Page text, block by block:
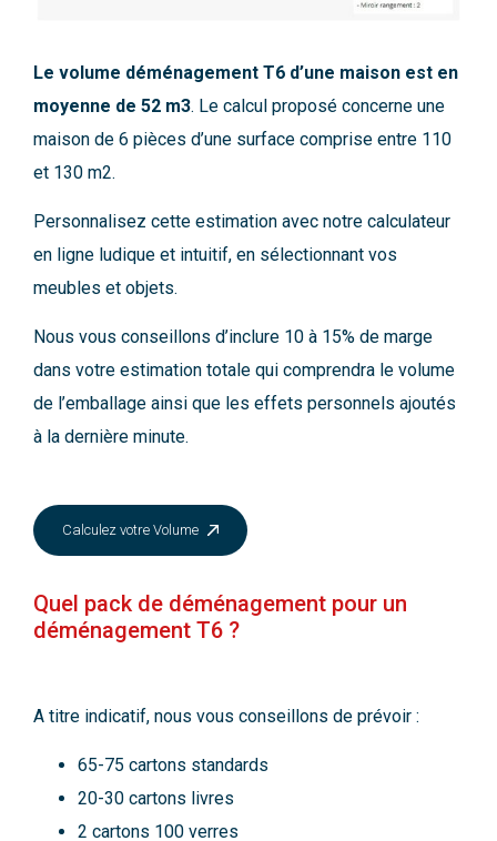
Le volume déménagement T6 d’une maison est en
moyenne de 52 m3. Le calcul proposé concerne une
maison de 6 pièces d’une surface comprise entre 110
et 130 m2.
Personnalisez cette estimation avec notre calculateur
en ligne ludique et intuitif, en sélectionnant vos
meubles et objets.
Nous vous conseillons d’inclure 10 à 15% de marge
dans votre estimation totale qui comprendra le volume
de l’emballage ainsi que les effets personnels ajoutés
à la dernière minute.
Calculez votre Volume
Quel pack de déménagement pour un
déménagement T6 ?
A titre indicatif, nous vous conseillons de prévoir :
65-75 cartons standards
20-30 cartons livres
2 cartons 100 verres